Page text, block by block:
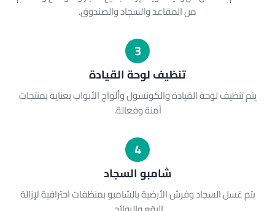
من المقاعد والسجاد والصندوق.
3
تنظيف لوحة القيادة
يتم تنظيف لوحة القيادة والكونسول وألواح الأبواب بعناية بمنتجات
آمنة وفعالة.
4
شامبو السجاد
يتم غسل السجاد وفرش الأرضية بالشامبو بمنظفات احترافية لإزالة